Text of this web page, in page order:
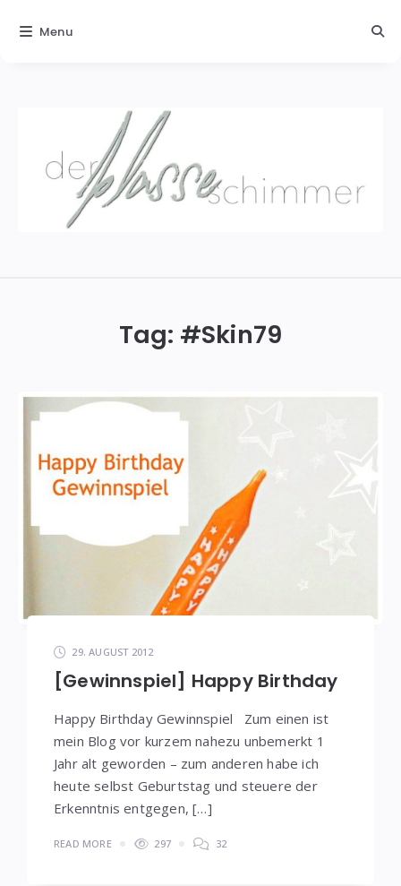
Tag: #Skin79
29. AUGUST 2012
[Gewinnspiel] Happy Birthday
Happy Birthday Gewinnspiel Zum einen ist
mein Blog vor kurzem nahezu unbemerkt 1
Jahr alt geworden – zum anderen habe ich
heute selbst Geburtstag und steuere der
Erkenntnis entgegen, […]
READ MORE 297 32
Menu